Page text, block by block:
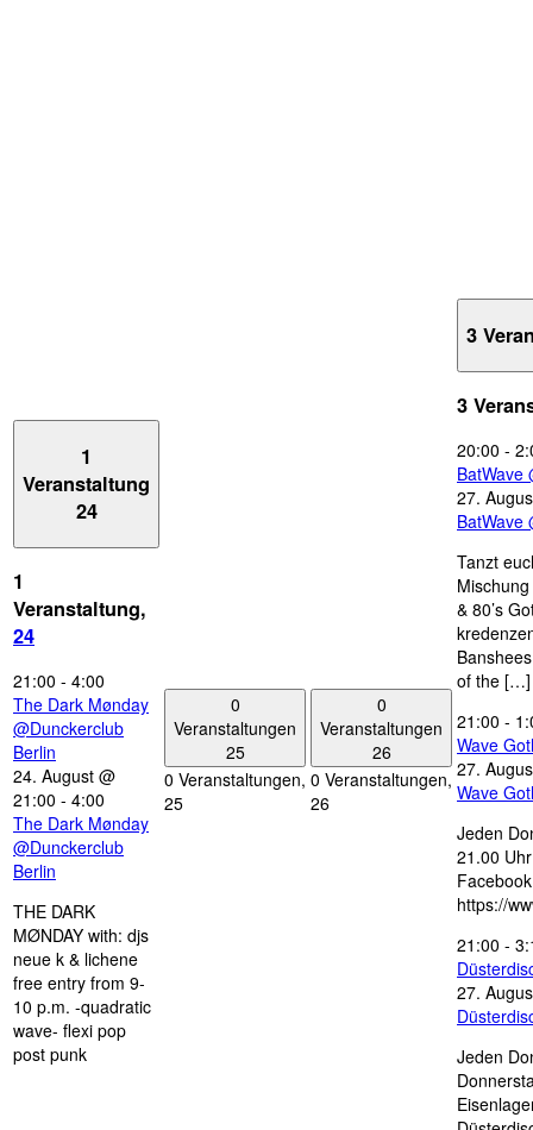
1
Veranstaltung
24
1
Veranstaltung,
24
21:00 - 4:00
The Dark Mønday
@Dunckerclub
Berlin
24. August @
21:00 - 4:00
The Dark Mønday
@Dunckerclub
Berlin
THE DARK
MØNDAY with: djs
neue k & lichene
free entry from 9-
10 p.m. -quadratic
wave- flexi pop
post punk
0
Veranstaltungen
25
0 Veranstaltungen,
25
0
Veranstaltungen
26
0 Veranstaltungen,
26
3
3
20:00 -
BatWave
27.
BatWave
Tanzt
& 80’s
of the […]
21:00 -
Wave
27.
Wave
Jeden
21.00
https://
21:00 -
27.
Jeden